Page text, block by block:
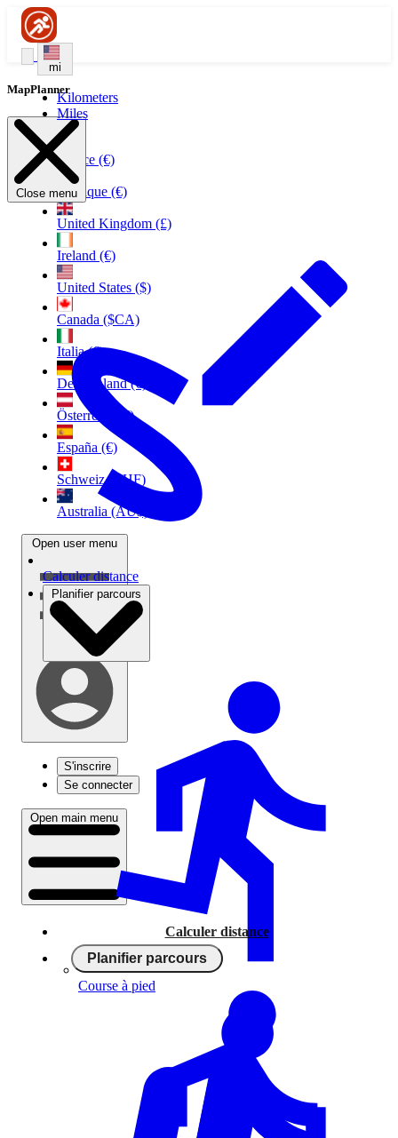
mi
Kilometers
Miles
France (€)
Belgique (€)
United Kingdom (£)
Ireland (€)
United States ($)
Canada ($CA)
Italia (€)
Deutschland (€)
Österreich (€)
España (€)
Schweiz (CHF)
Australia (AU$)
Open user menu
S'inscrire
Se connecter
Open main menu
Calculer distance
Planifier parcours
MapPlanner
Close menu
Calculer distance
Planifier parcours
Course à pied